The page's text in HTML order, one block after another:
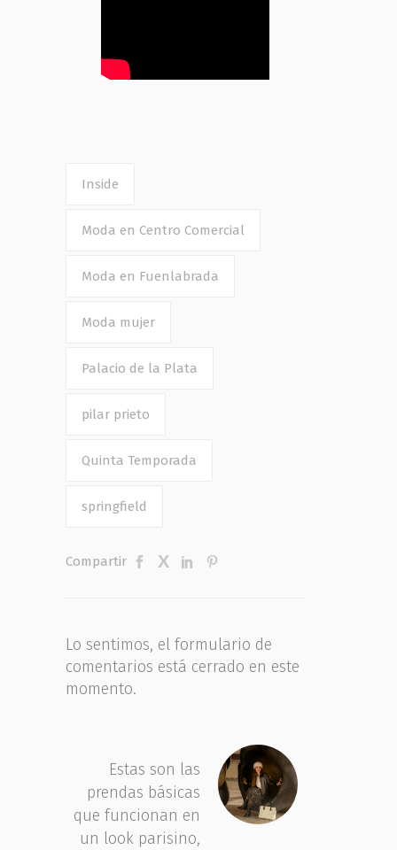
Inside
Moda en Centro Comercial
Moda en Fuenlabrada
Moda mujer
Palacio de la Plata
pilar prieto
Quinta Temporada
springfield
Compartir
Lo sentimos, el formulario de
comentarios está cerrado en este
momento.
Estas son las
prendas básicas
que funcionan en
un look parisino,